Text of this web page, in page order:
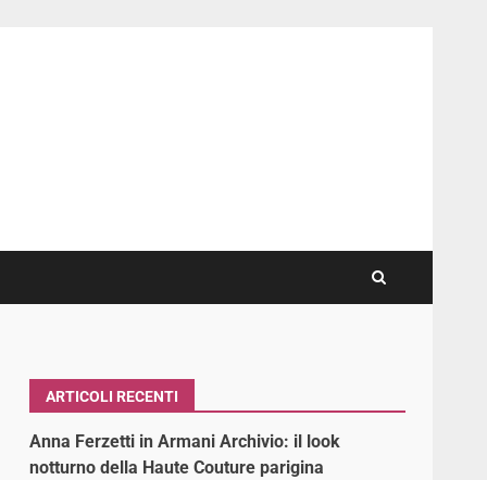
ARTICOLI RECENTI
Anna Ferzetti in Armani Archivio: il look
notturno della Haute Couture parigina